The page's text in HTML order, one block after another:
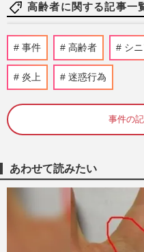
高齢者に関する記事一
《新型コロ
ク大”な脅
危険」決
週刊女性2026
《熱中症
注意！「
週刊女性2026
【朝の1分
ぼの歌』
を鍛えて
週刊女性2026
事件 高齢者 シ
炎上 迷惑行為
事件の
あわせて読みたい